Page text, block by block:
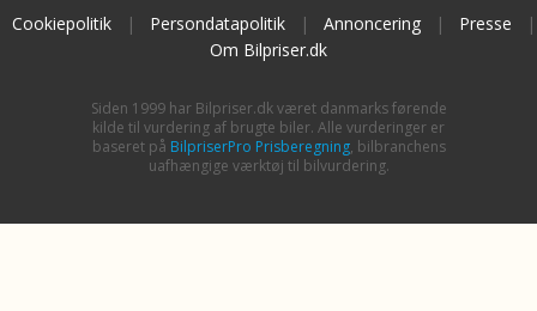
Cookiepolitik | Persondatapolitik | Annoncering | Presse
|
Om Bilpriser.dk
Siden 1999 har Bilpriser.dk været danmarks førende
kilde til vurdering af brugte biler. Alle vurderinger er
baseret på BilpriserPro Prisberegning, bilbranchens
uafhængige værktøj til bilvurdering.